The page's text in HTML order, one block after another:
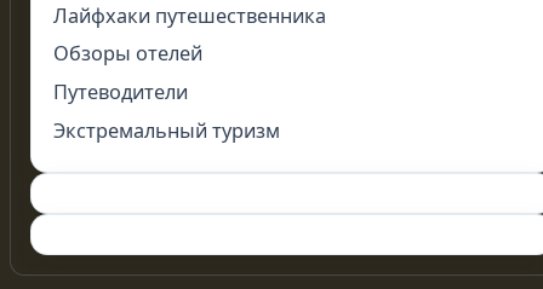
Лайфхаки путешественника
Обзоры отелей
Путеводители
Экстремальный туризм